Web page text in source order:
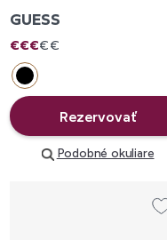
GUESS
€€€€€
Rezervovať
Podobné okuliare